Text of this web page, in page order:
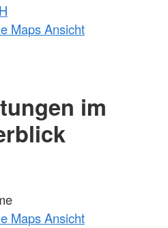
Maps Ansicht
im
Maps Ansicht